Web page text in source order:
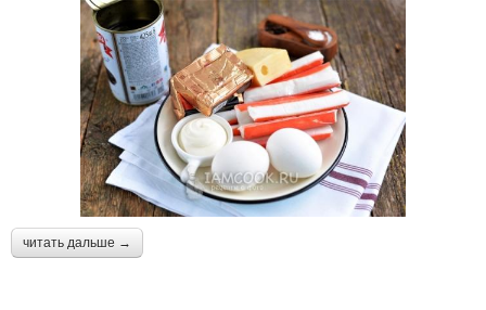
читать дальше →